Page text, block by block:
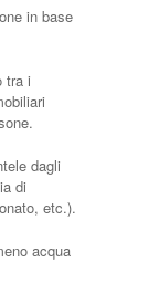
in base
tra i
dagli
di
etc.).
acqua